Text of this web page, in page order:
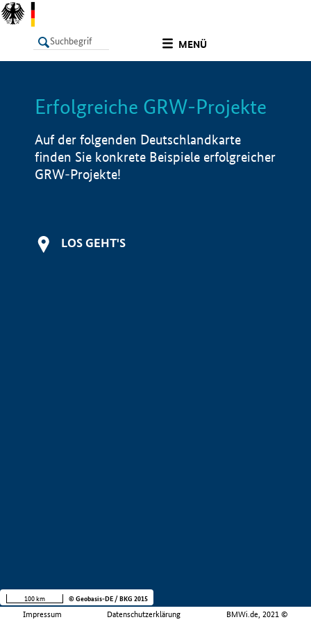
MENÜ
LISTE Info
Erfolgreiche GRW-Projekte
Auf der folgenden Deutschlandkarte
finden Sie konkrete Beispiele erfolgreicher
GRW-Projekte!
LOS GEHT'S
Impressum Datenschutzerklärung BMWi.de, 2021 ©
100 km © Geobasis-DE / BKG 2015